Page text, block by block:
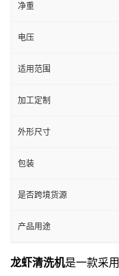
净重
电压
适用范围
加工定制
外形尺寸
包装
是否跨境货源
产品用途
龙虾清洗机是一款采